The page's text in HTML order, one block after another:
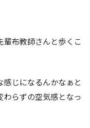
布教師さんと歩くこ
じになるんかなぁと
らずの空気感となっ